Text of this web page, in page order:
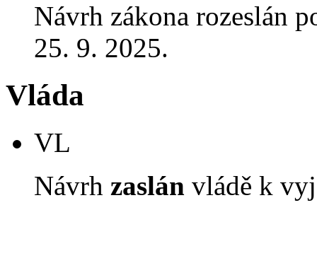
Návrh zákona rozeslán
25. 9. 2025.
Vláda
VL
Návrh zaslán vládě k